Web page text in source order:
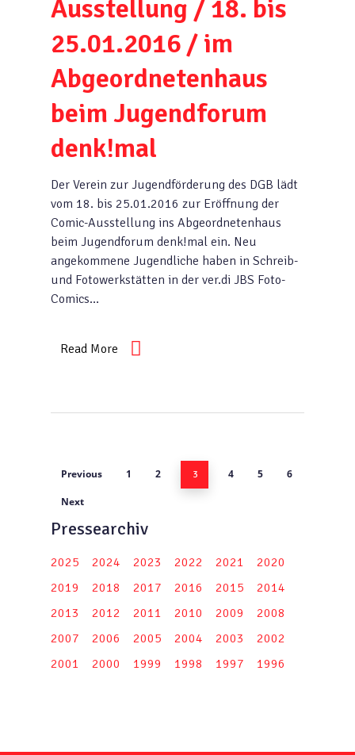
Ausstellung / 18. bis
25.01.2016 / im
Abgeordnetenhaus
beim Jugendforum
denk!mal
Der Verein zur Jugendförderung des DGB lädt
vom 18. bis 25.01.2016 zur Eröffnung der
Comic-Ausstellung ins Abgeordnetenhaus
beim Jugendforum denk!mal ein. Neu
angekommene Jugendliche haben in Schreib-
und Fotowerkstätten in der ver.di JBS Foto-
Comics…
Read More
Previous 1 2 3 4 5 6
Next
Pressearchiv
2025 2024 2023 2022 2021
2020
2019
2018 2017 2016 2015
2014
2013
2012 2011 2010 2009
2008
2007
2006 2005 2004 2003
2002
2001
2000 1999 1998 1997 1996